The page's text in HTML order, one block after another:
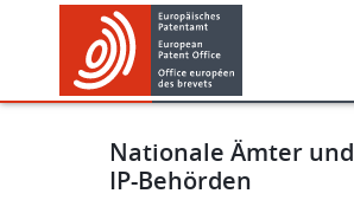
content
Nationale Ämter und
IP-Behörden